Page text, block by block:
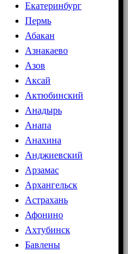
Екатеринбург
Пермь
Абакан
Азнакаево
Азов
Аксай
Актюбинский
Анадырь
Анапа
Анахина
Анджиевский
Арзамас
Архангельск
Астрахань
Афонино
Ахтубинск
Бавлены